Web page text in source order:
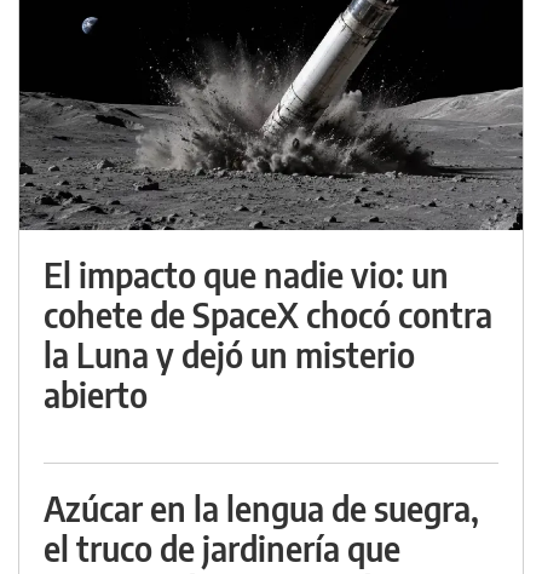
El impacto que nadie vio: un
cohete de SpaceX chocó contra
la Luna y dejó un misterio
abierto
Azúcar en la lengua de suegra,
el truco de jardinería que